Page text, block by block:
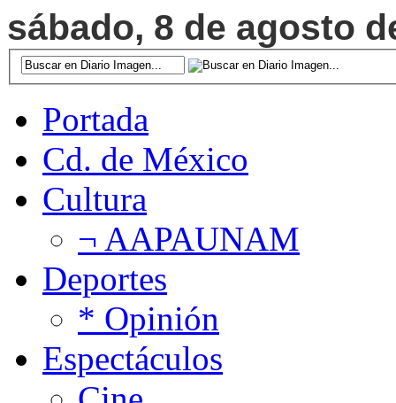
sábado, 8 de agosto
Portada
Cd. de México
Cultura
¬ AAPAUNAM
Deportes
* Opinión
Espectáculos